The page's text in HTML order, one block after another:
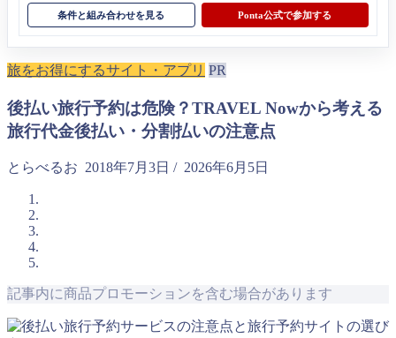
条件と組み合わせを見る Ponta公式で参加する
旅をお得にするサイト・アプリ PR
後払い旅行予約は危険？TRAVEL Nowから考える
旅行代金後払い・分割払いの注意点
とらべるお 2018年7月3日 / 2026年6月5日
記事内に商品プロモーションを含む場合があります